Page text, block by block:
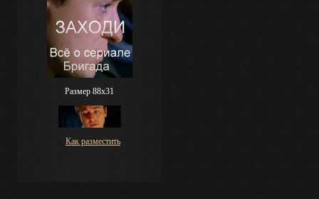
Размер 88х31
Как разместить